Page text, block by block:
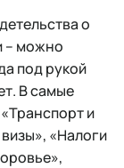
о
– можно
под рукой
В самые
и
«Налоги